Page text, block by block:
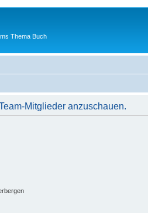
Thema Buch
Mitglieder anzuschauen.